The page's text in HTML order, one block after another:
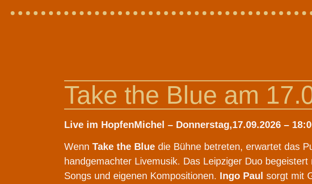
Take the Blue am
Live im HopfenMichel – Donnerstag,17.09.2026 –
Wenn Take the Blue die Bühne betreten, erwartet das
handgemachter Livemusik. Das Leipziger Duo
Songs und eigenen Kompositionen. Ingo Paul sorgt mit